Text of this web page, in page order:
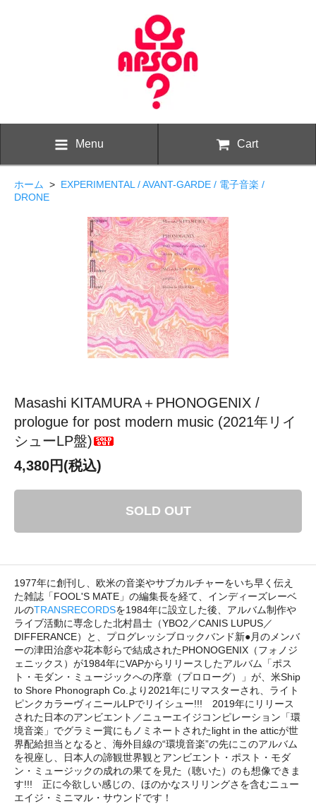
Menu Cart
ホーム > EXPERIMENTAL / AVANT-GARDE / 電子音楽 /
DRONE
Masashi KITAMURA＋PHONOGENIX /
prologue for post modern music (2021年リイ
シューLP盤)
4,380円(税込)
SOLD OUT
1977年に創刊し、欧米の音楽やサブカルチャーをいち早く伝え
た雑誌「FOOL'S MATE」の編集長を経て、インディーズレーベ
ルのTRANSRECORDSを1984年に設立した後、アルバム制作や
ライブ活動に専念した北村昌士（YBO2／CANIS LUPUS／
DIFFERANCE）と、プログレッシブロックバンド新●月のメンバ
ーの津田治彦や花本彰らで結成されたPHONOGENIX（フォノジ
ェニックス）が1984年にVAPからリリースしたアルバム「ポス
ト・モダン・ミュージックへの序章（プロローグ）」が、米Ship
to Shore Phonograph Co.より2021年にリマスターされ、ライト
ピンクカラーヴィニールLPでリイシュー!!! 2019年にリリース
された日本のアンビエント／ニューエイジコンピレーション「環
境音楽」でグラミー賞にもノミネートされたlight in the atticが世
界配給担当となると、海外目線の“環境音楽”の先にこのアルバム
を視座し、日本人の諦観世界観とアンビエント・ポスト・モダ
ン・ミュージックの成れの果てを見た（聴いた）のも想像できま
す!!! 正に今欲しい感じの、ほのかなスリリングさを含むニュー
エイジ・ミニマル・サウンドです！